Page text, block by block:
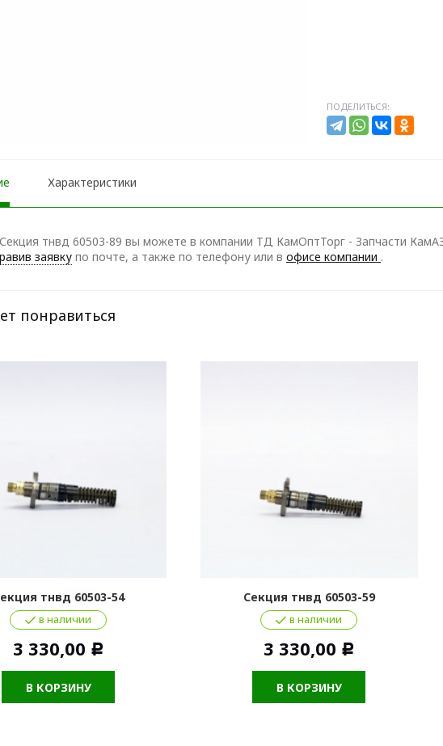
ПОДЕЛИТЬСЯ:
Характеристики
тнвд 60503-89 вы можете в компании ТД КамОптТорг - Запчасти
заявку по почте, а также по телефону или в офисе компании .
понравиться
тнвд 60503-54
в наличии
3 330,00 Р
В КОРЗИНУ
Секция тнвд 60503-59
в наличии
3 330,00 Р
В КОРЗИНУ